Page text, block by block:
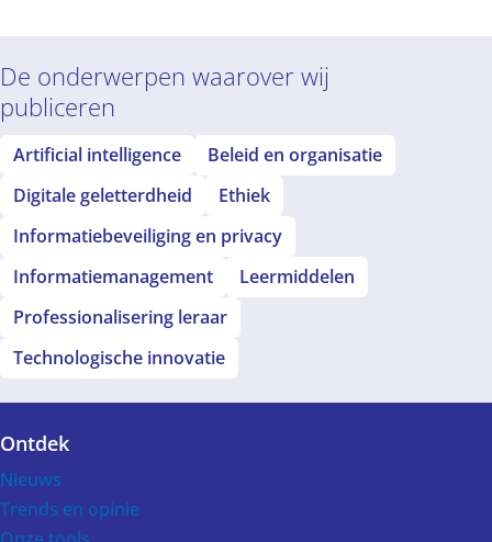
De onderwerpen waarover wij
publiceren
Artificial intelligence
Beleid en organisatie
Digitale geletterdheid
Ethiek
Informatiebeveiliging en privacy
Informatiemanagement
Leermiddelen
Professionalisering leraar
Technologische innovatie
Voet
Ontdek
Nieuws
Trends en opinie